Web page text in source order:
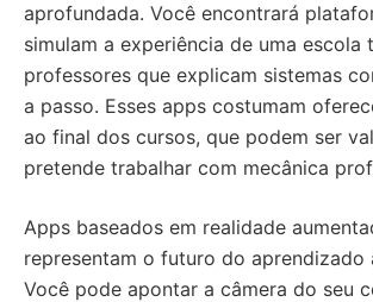
aprofundada. Você encontrará
simulam a experiência de uma escola
professores que explicam sistemas
a passo. Esses apps costumam
ao final dos cursos, que podem ser
pretende trabalhar com mecânica
Apps baseados em realidade
representam o futuro do aprendizado
Você pode apontar a câmera do seu